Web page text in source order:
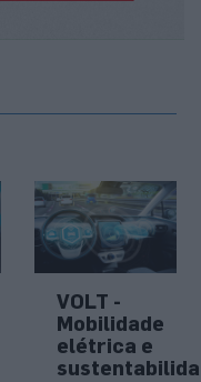
VOLT -
Mobilidade
elétrica e